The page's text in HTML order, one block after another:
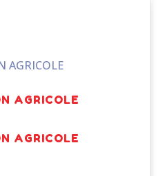
AGRICOLE
AGRICOLE